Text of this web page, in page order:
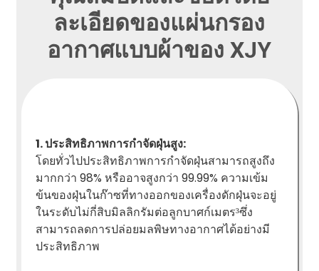
ละเอียดของแผ่นกรอง
อากาศแบบผ้าของ XJY
1. ประสิทธิภาพการกำจัดฝุ่นสูง:
โดยทั่วไปประสิทธิภาพการกำจัดฝุ่นสามารถสูงถึง
มากกว่า 98% หรืออาจสูงกว่า 99.99% ความเข้ม
ข้นของฝุ่นในก๊าซที่ทางออกของเครื่องดักฝุ่นจะอยู่
ในระดับไม่กี่สิบมิลลิกรัมต่อลูกบาศก์เมตร³ซึ่ง
สามารถลดการปล่อยมลพิษทางอากาศได้อย่างมี
ประสิทธิภาพ